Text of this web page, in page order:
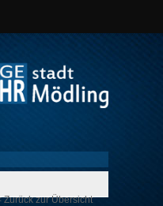
Zurück zur Übersicht